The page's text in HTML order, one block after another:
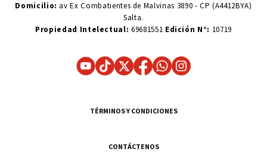
Domicilio: av Ex Combatientes de Malvinas 3890 - CP (A4412BYA)
Salta.
Propiedad Intelectual: 69681551 Edición N°: 10719
TÉRMINOS Y CONDICIONES
CONTÁCTENOS